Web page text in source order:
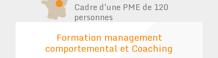
Cadre d'une PME de 120
personnes
Formation management
comportemental et Coaching